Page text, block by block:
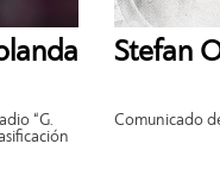
“G.
Stefan
Comunicado